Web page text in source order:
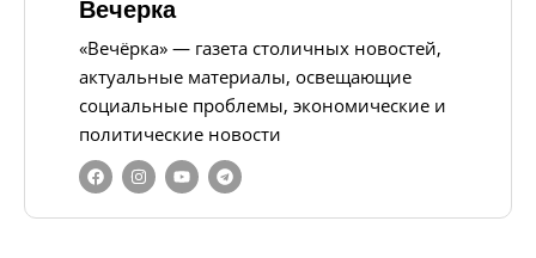
Вечерка
«Вечёрка» — газета столичных новостей,
актуальные материалы, освещающие
социальные проблемы, экономические и
политические новости